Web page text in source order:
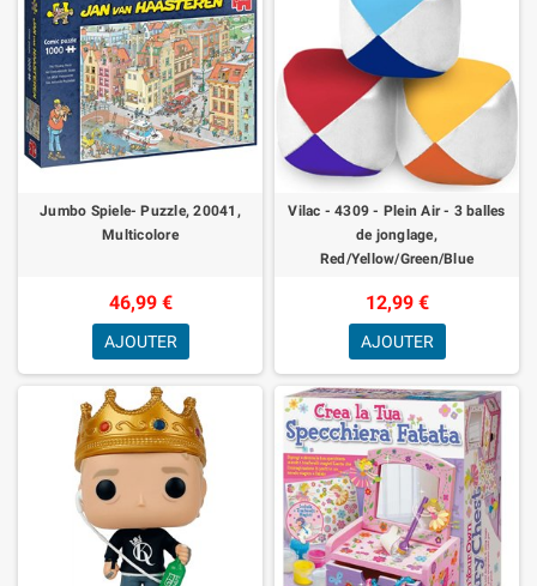
Jumbo Spiele- Puzzle, 20041,
Multicolore
46,99 €
AJOUTER
Vilac - 4309 - Plein Air - 3 balles
de jonglage,
Red/Yellow/Green/Blue
12,99 €
AJOUTER